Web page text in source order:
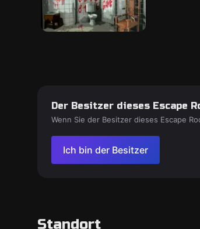
Der Besitzer dieses Escape
Wenn Sie der Besitzer dieses Escape
Ich bin der Besitzer
Standort